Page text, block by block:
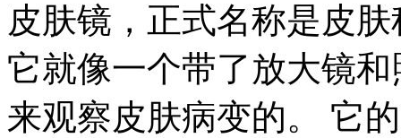
皮肤镜，正式名称是皮
它就像一个带了放大镜
来观察皮肤病变的。 它